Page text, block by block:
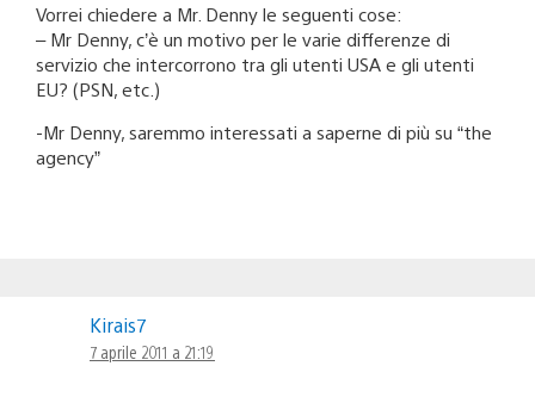
Vorrei chiedere a Mr. Denny le seguenti cose:
– Mr Denny, c’è un motivo per le varie differenze di
servizio che intercorrono tra gli utenti USA e gli utenti
EU? (PSN, etc.)
-Mr Denny, saremmo interessati a saperne di più su “the
agency”
Kirais7
7 aprile 2011 a 21:19